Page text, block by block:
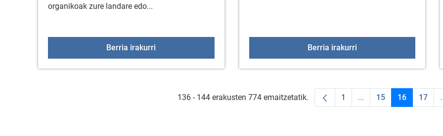
organikoak zure landare edo...
Berria irakurri Berria irakurriAspanafoa elkarteko
136 - 144 erakusten 774 emaitzetatik. Orrialdea
1 ...Intermediate Pages Use
Orrialdea
15 Orrialdea
16 17